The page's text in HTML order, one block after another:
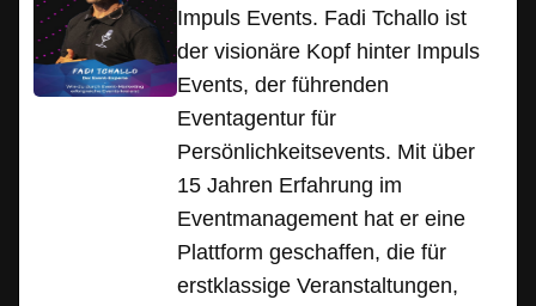
Impuls Events. Fadi Tchallo ist
der visionäre Kopf hinter Impuls
Events, der führenden
Eventagentur für
Persönlichkeitsevents. Mit über
15 Jahren Erfahrung im
Eventmanagement hat er eine
Plattform geschaffen, die für
erstklassige Veranstaltungen,